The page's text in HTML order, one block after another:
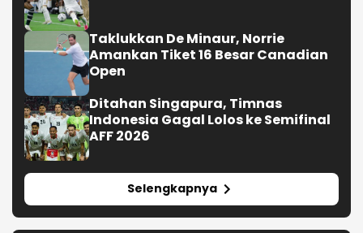
Taklukkan De Minaur, Norrie
Amankan Tiket 16 Besar Canadian
Open
Ditahan Singapura, Timnas
Indonesia Gagal Lolos ke Semifinal
AFF 2026
Selengkapnya